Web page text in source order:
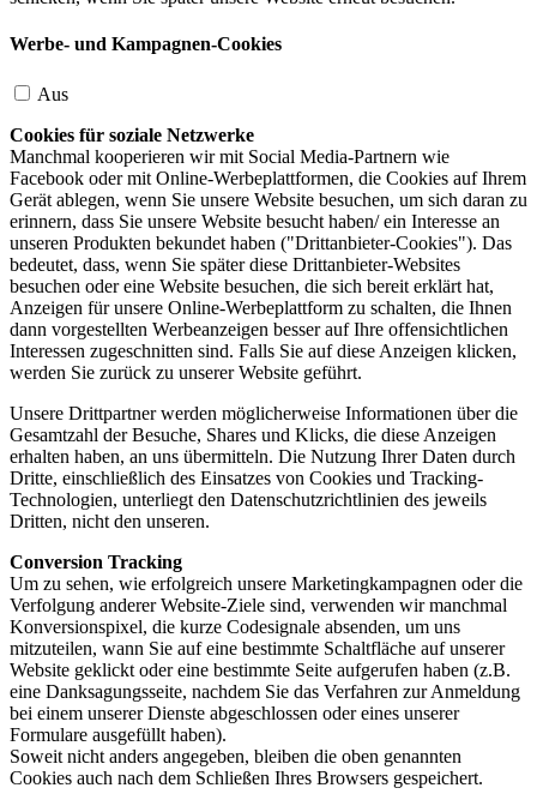
Werbe- und Kampagnen-Cookies
Aus
Cookies für soziale Netzwerke
Manchmal kooperieren wir mit Social Media-Partnern wie
Facebook oder mit Online-Werbeplattformen, die Cookies auf Ihrem
Gerät ablegen, wenn Sie unsere Website besuchen, um sich daran zu
erinnern, dass Sie unsere Website besucht haben/ ein Interesse an
unseren Produkten bekundet haben ("Drittanbieter-Cookies"). Das
bedeutet, dass, wenn Sie später diese Drittanbieter-Websites
besuchen oder eine Website besuchen, die sich bereit erklärt hat,
Anzeigen für unsere Online-Werbeplattform zu schalten, die Ihnen
dann vorgestellten Werbeanzeigen besser auf Ihre offensichtlichen
Interessen zugeschnitten sind. Falls Sie auf diese Anzeigen klicken,
werden Sie zurück zu unserer Website geführt.
Unsere Drittpartner werden möglicherweise Informationen über die
Gesamtzahl der Besuche, Shares und Klicks, die diese Anzeigen
erhalten haben, an uns übermitteln. Die Nutzung Ihrer Daten durch
Dritte, einschließlich des Einsatzes von Cookies und Tracking-
Technologien, unterliegt den Datenschutzrichtlinien des jeweils
Dritten, nicht den unseren.
Conversion Tracking
Um zu sehen, wie erfolgreich unsere Marketingkampagnen oder die
Verfolgung anderer Website-Ziele sind, verwenden wir manchmal
Konversionspixel, die kurze Codesignale absenden, um uns
mitzuteilen, wann Sie auf eine bestimmte Schaltfläche auf unserer
Website geklickt oder eine bestimmte Seite aufgerufen haben (z.B.
eine Danksagungsseite, nachdem Sie das Verfahren zur Anmeldung
bei einem unserer Dienste abgeschlossen oder eines unserer
Formulare ausgefüllt haben).
Soweit nicht anders angegeben, bleiben die oben genannten
Cookies auch nach dem Schließen Ihres Browsers gespeichert.